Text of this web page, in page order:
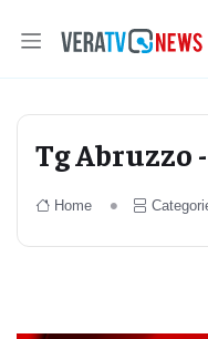
Tg Abruzzo
Home